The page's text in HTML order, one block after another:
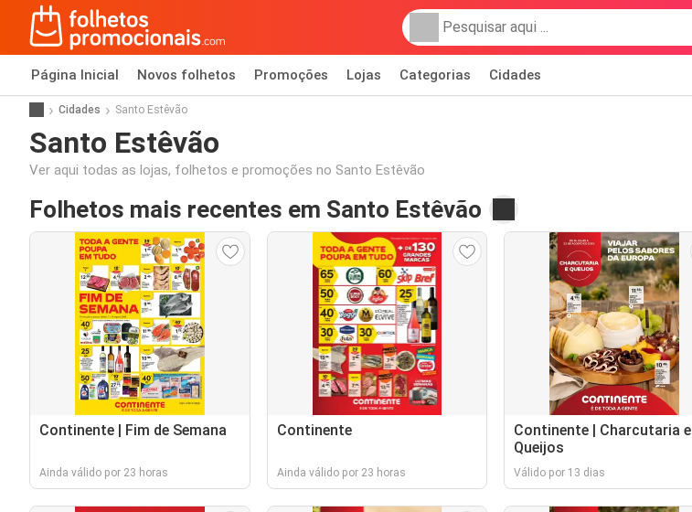
Página Inicial Novos folhetos Promoções Lojas Categorias Cidades
Cidades Santo Estêvão
Santo Estêvão
Ver aqui todas as lojas, folhetos e promoções no Santo Estêvão
Folhetos mais recentes em Santo Estêvão
Continente | Fim de Semana
Ainda válido por 23 horas
Continente
Ainda válido por 23 horas
Continente | Charcutaria e
Queijos
Válido por 13 dias